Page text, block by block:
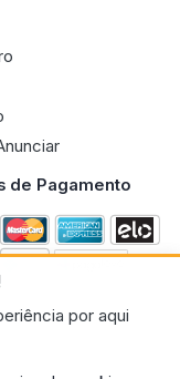
por aqui
de Pagamento